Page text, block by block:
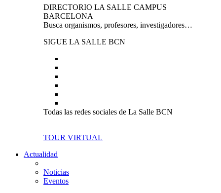
DIRECTORIO LA SALLE CAMPUS
BARCELONA
Busca organismos, profesores, investigadores…
SIGUE LA SALLE BCN
Todas las redes sociales de La Salle BCN
TOUR VIRTUAL
Actualidad
Noticias
Eventos